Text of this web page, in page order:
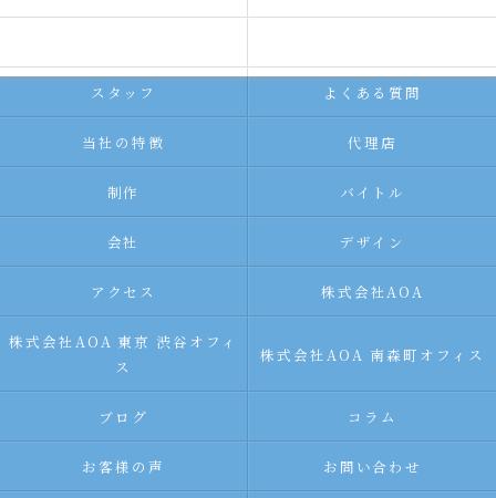
スタッフ よくある質問
当社の特徴 代理店
制作 バイトル
会社 デザイン
アクセス 株式会社AOA
株式会社AOA 東京 渋谷オフィ
ス
株式会社AOA 南森町オフィス
ブログ コラム
お客様の声 お問い合わせ